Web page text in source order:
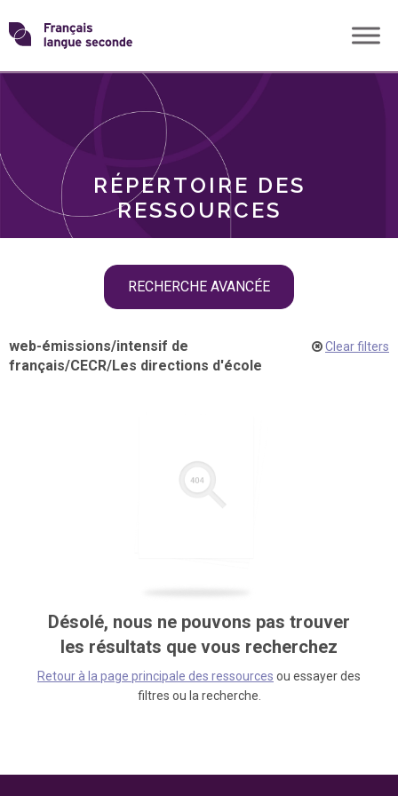
Skip
toTransformons
langue
RÉPERTOIRE DES
RESSOURCES
RECHERCHE AVANCÉE
THÈMES
web-émissions/intensif de
français/CECR/Les directions d'école
Clear filters
Désolé, nous ne pouvons pas trouver
les résultats que vous recherchez
Retour à la page principale des ressources ou essayer des
filtres ou la recherche.